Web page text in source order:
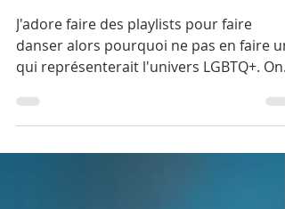
danser
J'adore faire des playlists pour faire
danser alors pourquoi ne pas en faire
qui représenterait l'univers LGBTQ+. On